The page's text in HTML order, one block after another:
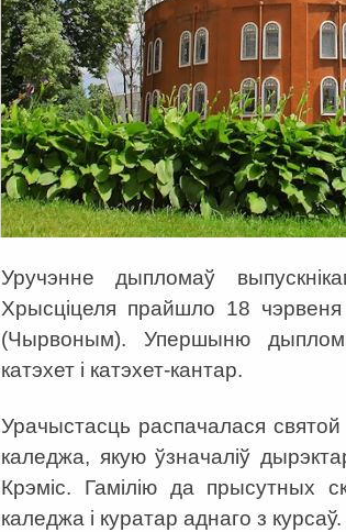
Уручэнне дыпломаў
Хрысціцеля прайшло 18
(Чырвоным). Упершыню
катэхет і катэхет-кантар.
Урачыстасць распачалася
каледжа, якую ўзначаліў
Крэміс. Гамілію да прысутных
каледжа і куратар аднаго з курсаў.